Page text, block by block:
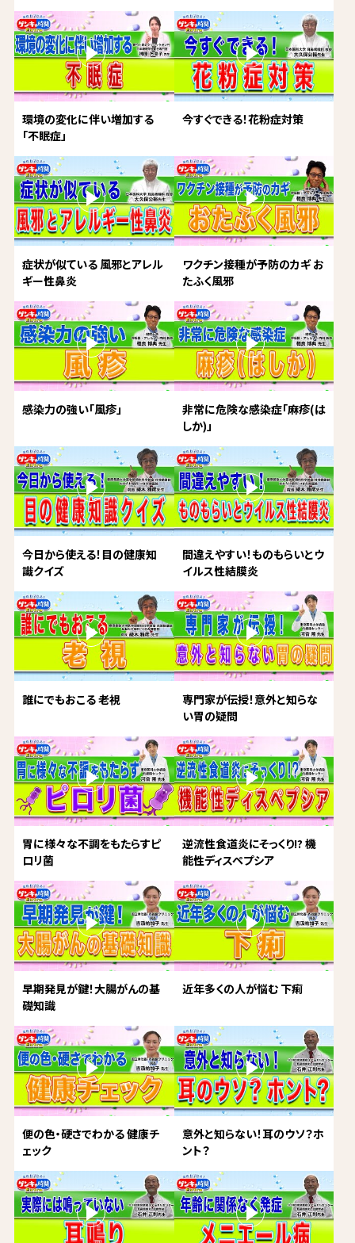
環境の変化に伴い増加する
「不眠症」
今すぐできる！花粉症対策
症状が似ている 風邪とアレル
ギー性鼻炎
ワクチン接種が予防のカギ お
たふく風邪
感染力の強い「風疹」
非常に危険な感染症「麻疹(は
しか)」
今日から使える！目の健康知
識クイズ
間違えやすい！ものもらいとウ
イルス性結膜炎
誰にでもおこる 老視
専門家が伝授！意外と知らな
い胃の疑問
胃に様々な不調をもたらすピ
ロリ菌
逆流性食道炎にそっくり!? 機
能性ディスペプシア
早期発見が鍵！大腸がんの基
礎知識
近年多くの人が悩む 下痢
便の色・硬さでわかる 健康チ
ェック
意外と知らない！耳のウソ？ホ
ント？